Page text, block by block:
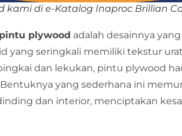
kami di e-Katalog Inaproc Brillian
pintu plywood adalah desainnya
yang seringkali memiliki tekstur
dan lekukan, pintu plywood
yang sederhana ini
dan interior, menciptakan